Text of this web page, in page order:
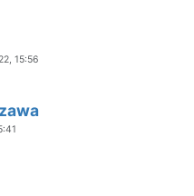
15:56